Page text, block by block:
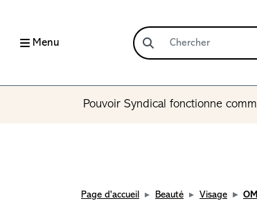
Menu
Pouvoir Syndical fonctionne
Page d'accueil Beauté Visage